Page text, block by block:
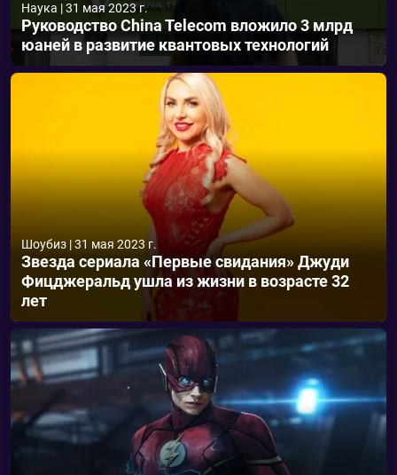
Наука |31 мая 2023 г.
Руководство China Telecom вложило 3 млрд
юаней в развитие квантовых технологий
Шоубиз |31 мая 2023 г.
Звезда сериала «Первые свидания» Джуди
Фицджеральд ушла из жизни в возрасте 32
лет